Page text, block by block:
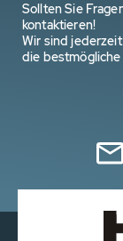
Sollten Sie
kontaktieren!
Wir sind
die